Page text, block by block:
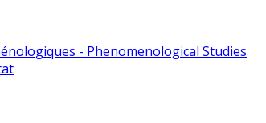
- Phenomenological Studies